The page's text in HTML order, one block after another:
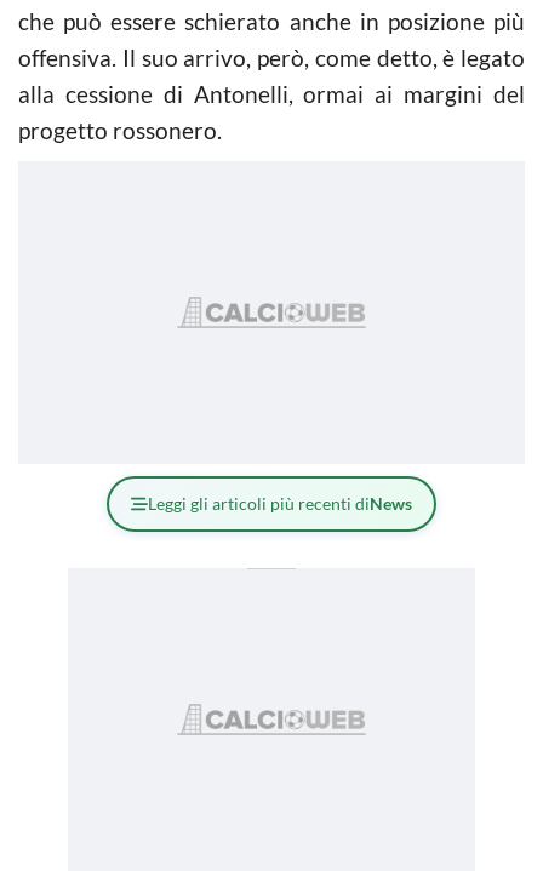
che può essere schierato anche in posizione più
offensiva. Il suo arrivo, però, come detto, è legato
alla cessione di Antonelli, ormai ai margini del
progetto rossonero.
Leggi gli articoli più recenti diNews